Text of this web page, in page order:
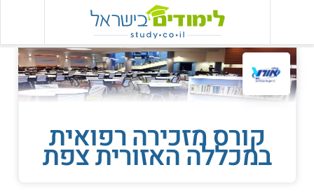
קורס מזכירה רפואית
במכללה האזורית צפת